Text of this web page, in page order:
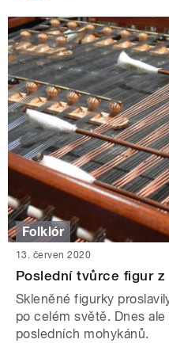
Folklór
13. červen 2020
Poslední tvůrce figur
Skleněné figurky
po celém světě. Dnes
posledních mohykánů.